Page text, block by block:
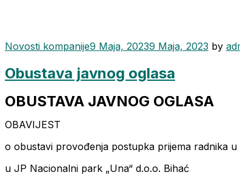
Categories
Novosti kompanije9 Maja, 20239 Maja, 2023 by
Obustava javnog oglasa
OBUSTAVA JAVNOG OGLASA
OBAVIJEST
o obustavi provođenja postupka prijema radnika
u JP Nacionalni park „Una“ d.o.o. Bihać